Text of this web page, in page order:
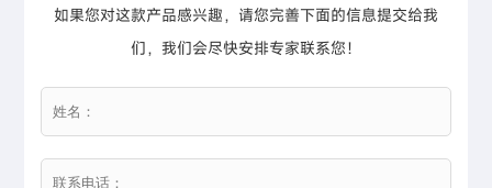
如果您对这款产品感兴趣，请您完善下面的信息提交给我
们，我们会尽快安排专家联系您！